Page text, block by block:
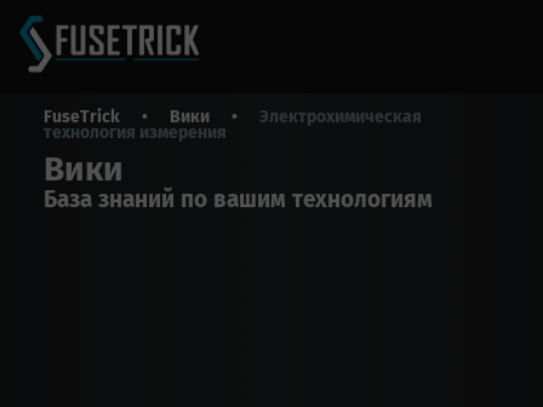
FuseTrick • Вики • Электрохимическая
технология измерения
Вики
База знаний по вашим технологиям